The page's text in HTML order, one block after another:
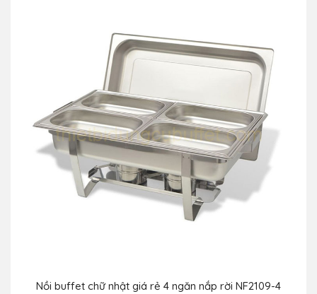
Nồi buffet chữ nhật giá rẻ 4 ngăn nắp rời NF2109-4